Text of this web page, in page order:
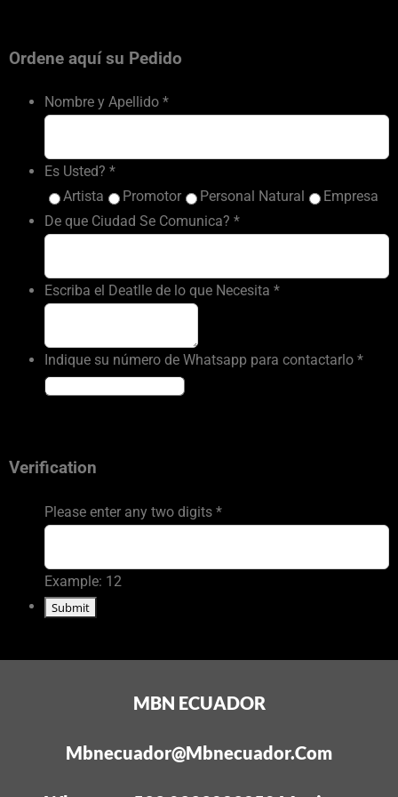
Ordene aquí su Pedido
Nombre y Apellido *
Es Usted? *
Artista
Promotor Personal Natural
Empresa
De que Ciudad Se Comunica? *
Escriba el Deatlle de lo que Necesita *
Indique su número de Whatsapp para contactarlo *
Verification
Please enter any two digits *
Example: 12
MBN ECUADOR
Mbnecuador@mbnecuador.com